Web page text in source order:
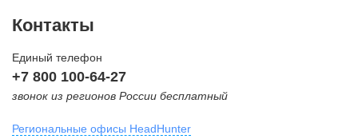
Контакты
Единый телефон
+7 800 100-64-27
звонок из регионов России бесплатный
Региональные офисы HeadHunter